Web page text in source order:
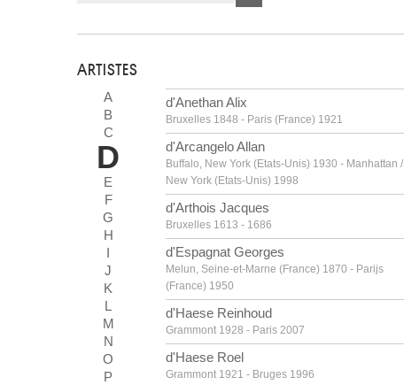
ARTISTES
A
B
C
D
E
F
G
H
I
J
K
L
M
N
O
P
d'Anethan Alix
Bruxelles 1848 - Paris (France) 1921
d'Arcangelo Allan
Buffalo, New York (Etats-Unis) 1930 - Manhattan /
New York (Etats-Unis) 1998
d'Arthois Jacques
Bruxelles 1613 - 1686
d'Espagnat Georges
Melun, Seine-et-Marne (France) 1870 - Parijs
(France) 1950
d'Haese Reinhoud
Grammont 1928 - Paris 2007
d'Haese Roel
Grammont 1921 - Bruges 1996